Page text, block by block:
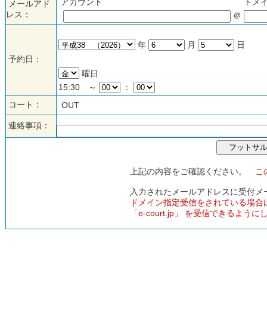
メールアド
レス：
＠
予約日：
年 月 日
曜日
15:30 ～
：
コート：
OUT
連絡事項：
上記の内容をご確認ください。 こ
入力されたメールアドレスに受付
ドメイン指定受信をされている場合
「e-court.jp」 を受信できるように